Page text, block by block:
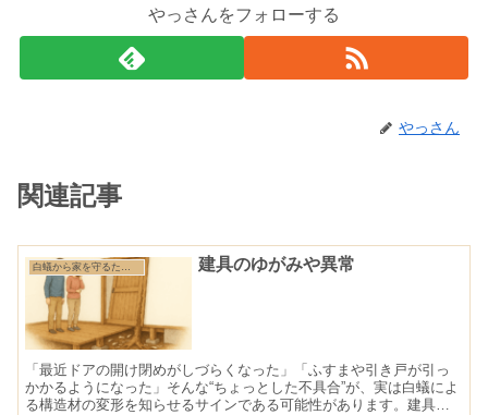
やっさんをフォローする
やっさん
関連記事
白蟻から家を守るために知っておきたい基礎知識 建具のゆがみや異常
「最近ドアの開け閉めがしづらくなった」「ふすまや引き戸が引っ
かかるようになった」そんな“ちょっとした不具合”が、実は白蟻によ
る構造材の変形を知らせるサインである可能性があります。建具の